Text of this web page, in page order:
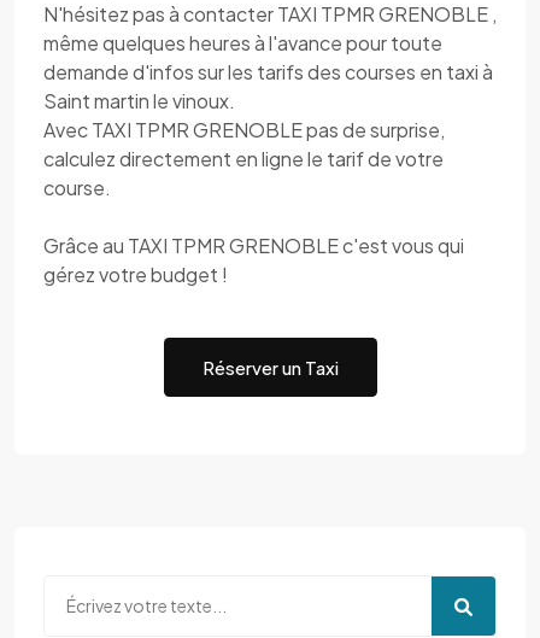
N'hésitez pas à contacter TAXI TPMR GRENOBLE ,
même quelques heures à l'avance pour toute
demande d'infos sur les tarifs des courses en taxi à
Saint martin le vinoux.
Avec TAXI TPMR GRENOBLE pas de surprise,
calculez directement en ligne le tarif de votre
course.
Grâce au TAXI TPMR GRENOBLE c'est vous qui
gérez votre budget !
Réserver un Taxi